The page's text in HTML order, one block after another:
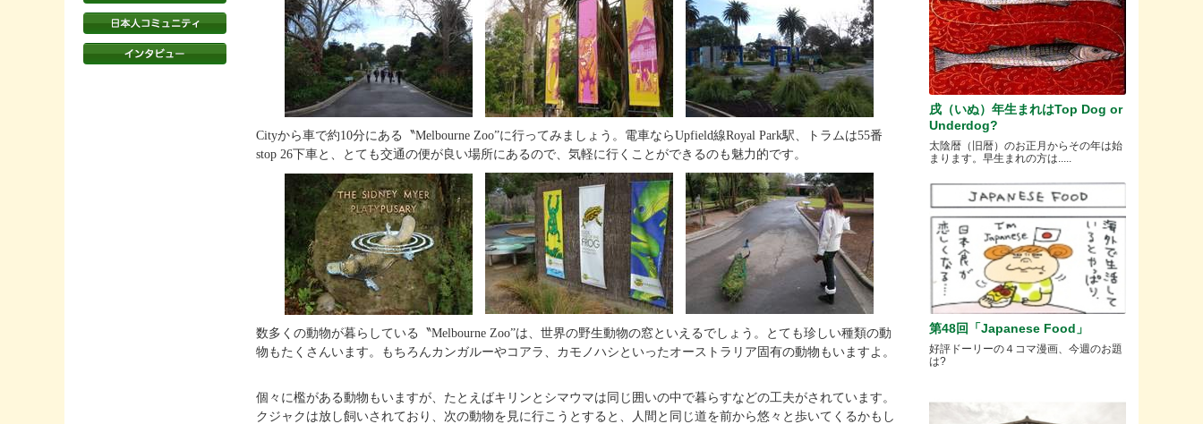
Cityから車で約10分にある〝Melbourne Zoo”に行ってみましょう。電車ならUpfield線Royal Park駅、トラムは55番
stop 26下車と、とても交通の便が良い場所にあるので、気軽に行くことができるのも魅力的です。
数多くの動物が暮らしている〝Melbourne Zoo”は、世界の野生動物の窓といえるでしょう。とても珍しい種類の動
物もたくさんいます。もちろんカンガルーやコアラ、カモノハシといったオーストラリア固有の動物もいますよ。
個々に檻がある動物もいますが、たとえばキリンとシマウマは同じ囲いの中で暮らすなどの工夫がされています。
クジャクは放し飼いされており、次の動物を見に行こうとすると、人間と同じ道を前から悠々と歩いてくるかもし
戌（いぬ）年生まれはTop Dog or
Underdog?
太陰暦（旧暦）のお正月からその年は始
まります。早生まれの方は.....
第48回「Japanese Food」
好評ドーリーの４コマ漫画、今週のお題
は?